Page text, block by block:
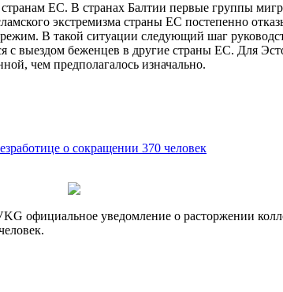
ЕС. В странах Балтии первые группы
экстремизма страны ЕС постепенно
В такой ситуации следующий шаг
с выездом беженцев в другие страны ЕС. Для
чем предполагалось изначально.
о сокращении 370 человек
официальное уведомление о расторжении